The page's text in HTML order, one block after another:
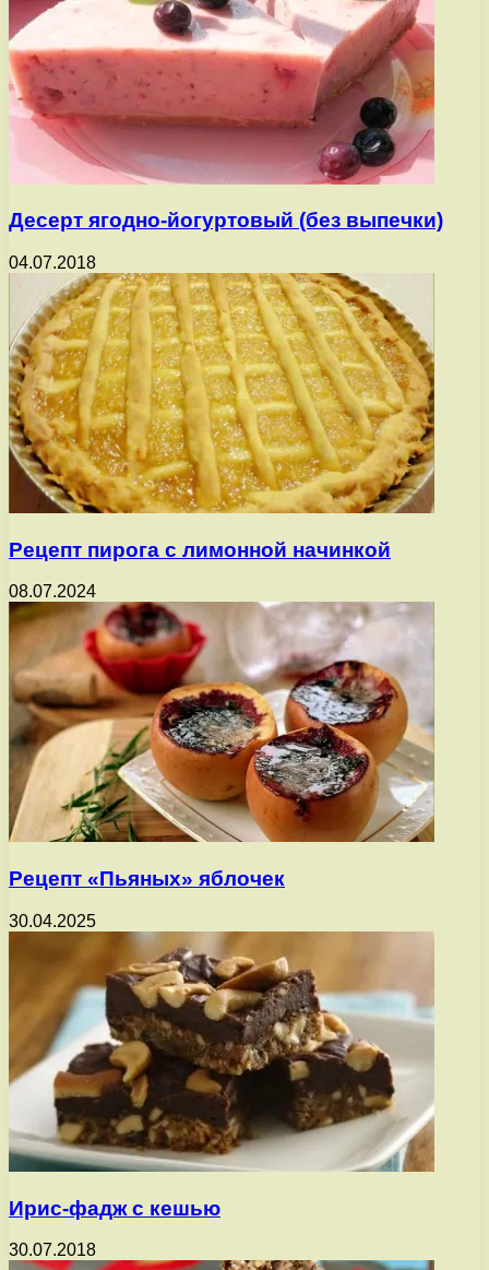
Десерт ягодно-йогуртовый (без выпечки)
04.07.2018
Рецепт пирога с лимонной начинкой
08.07.2024
Рецепт «Пьяных» яблочек
30.04.2025
Ирис-фадж с кешью
30.07.2018